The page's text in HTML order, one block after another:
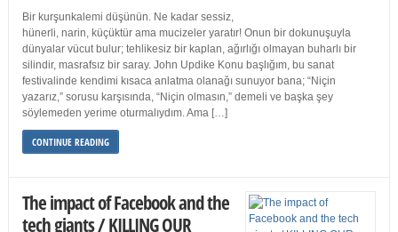
Bir kurşunkalemi düşünün. Ne kadar sessiz,
hünerli, narin, küçüktür ama mucizeler yaratır! Onun bir dokunuşuyla
dünyalar vücut bulur; tehlikesiz bir kaplan, ağırlığı olmayan buharlı bir
silindir, masrafsız bir saray. John Updike Konu başlığım, bu sanat
festivalinde kendimi kısaca anlatma olanağı sunuyor bana; “Niçin
yazarız,” sorusu karşısında, “Niçin olmasın,” demeli ve başka şey
söylemeden yerime oturmalıydım. Ama […]
CONTINUE READING
The impact of Facebook and the
tech giants / KILLING OUR